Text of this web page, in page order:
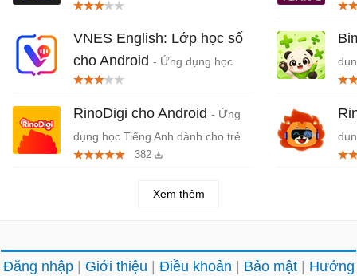
VNES English: Lớp học số
cho Android - Ứng dụng học
Tiếng Anh trực tuyến
RinoDigi cho Android - Ứng
dụng học Tiếng Anh dành cho trẻ
em
382
1
duy
Xem thêm
Đăng nhập Giới thiệu Điều khoản Bảo mật
Hướng